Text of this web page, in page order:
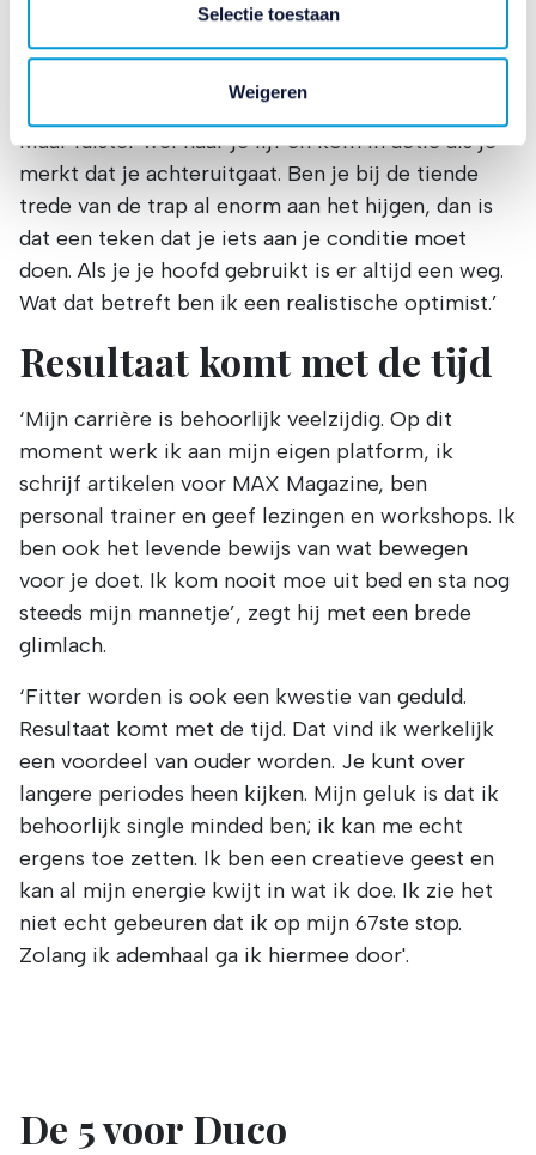
en mogelijk ook buiten onze website aan de hand van
uw persoonlijke profiel op. Hiermee passen wij onze
website en communicatie aan op uw voorkeuren. Ook
kunnen wij zo gerichte advertenties laten zien op basis
van uw recente internetgedrag. Ook delen we mogelijk
informatie over uw gebruik van onze site met onze
partners voor social media, adverteren en analyse. Deze
partners kunnen deze gegevens combineren met andere
informatie die u aan ze heeft verstrekt of die ze hebben
verzameld op basis van uw gebruik van hun services.
aanpassen of uw toestemming intrekken door te klikken
Lees hierover meer in onsprivacybeleiden
cookiebeleid
.
Selectie toestaan
Weigeren
wel dat je altijd een keuze hebt. Dat geldt ook
voor je gezondheid. Een kraakje hier of een piepje
daar hoort bij ouder worden.
Maar luister wel naar je lijf en kom in actie als je
merkt dat je achteruitgaat. Ben je bij de tiende
trede van de trap al enorm aan het hijgen, dan is
dat een teken dat je iets aan je conditie moet
doen. Als je je hoofd gebruikt is er altijd een weg.
Wat dat betreft ben ik een realistische optimist.’
Resultaat komt met de tijd
‘Mijn carrière is behoorlijk veelzijdig. Op dit
moment werk ik aan mijn eigen platform, ik
schrijf artikelen voor MAX Magazine, ben
personal trainer en geef lezingen en workshops. Ik
ben ook het levende bewijs van wat bewegen
voor je doet. Ik kom nooit moe uit bed en sta nog
steeds mijn mannetje’, zegt hij met een brede
glimlach.
‘Fitter worden is ook een kwestie van geduld.
Resultaat komt met de tijd. Dat vind ik werkelijk
een voordeel van ouder worden. Je kunt over
langere periodes heen kijken. Mijn geluk is dat ik
behoorlijk single minded ben; ik kan me echt
ergens toe zetten. Ik ben een creatieve geest en
kan al mijn energie kwijt in wat ik doe. Ik zie het
niet echt gebeuren dat ik op mijn 67ste stop.
Zolang ik ademhaal ga ik hiermee door'.
De 5 voor Duco